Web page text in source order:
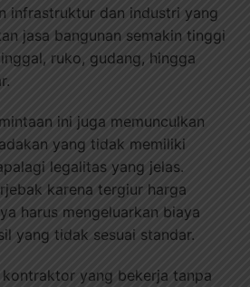
infrastruktur dan industri yang
jasa bangunan semakin tinggi
ruko, gudang, hingga
ini juga memunculkan
yang tidak memiliki
legalitas yang jelas.
karena tergiur harga
harus mengeluarkan biaya
yang tidak sesuai standar.
kontraktor yang bekerja tanpa